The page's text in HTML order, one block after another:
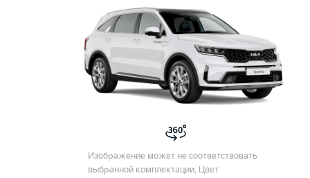
Изображение может не соответствовать
выбранной комплектации. Цвет